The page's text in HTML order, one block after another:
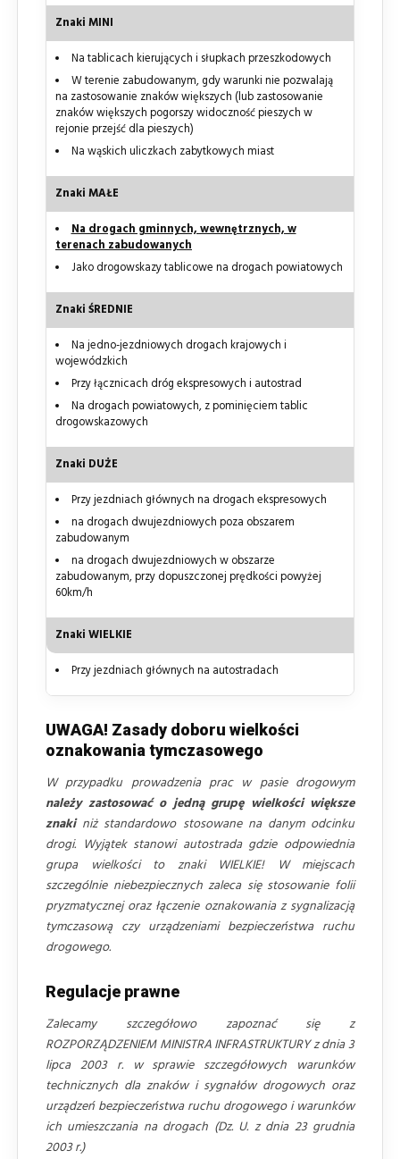
Znaki MINI
Na tablicach kierujących i słupkach przeszkodowych
W terenie zabudowanym, gdy warunki nie pozwalają
na zastosowanie znaków większych (lub zastosowanie
znaków większych pogorszy widoczność pieszych w
rejonie przejść dla pieszych)
Na wąskich uliczkach zabytkowych miast
Znaki MAŁE
Na drogach gminnych, wewnętrznych, w
terenach zabudowanych
Jako drogowskazy tablicowe na drogach powiatowych
Znaki ŚREDNIE
Na jedno-jezdniowych drogach krajowych i
wojewódzkich
Przy łącznicach dróg ekspresowych i autostrad
Na drogach powiatowych, z pominięciem tablic
drogowskazowych
Znaki DUŻE
Przy jezdniach głównych na drogach ekspresowych
na drogach dwujezdniowych poza obszarem
zabudowanym
na drogach dwujezdniowych w obszarze
zabudowanym, przy dopuszczonej prędkości powyżej
60km/h
Znaki WIELKIE
Przy jezdniach głównych na autostradach
UWAGA! Zasady doboru wielkości
oznakowania tymczasowego
W przypadku prowadzenia prac w pasie drogowym
należy zastosować o jedną grupę wielkości większe
znakiniż standardowo stosowane na danym odcinku
drogi. Wyjątek stanowi autostrada gdzie odpowiednia
grupa wielkości to znaki WIELKIE! W miejscach
szczególnie niebezpiecznych zaleca się stosowanie folii
pryzmatycznej oraz łączenie oznakowania z sygnalizacją
tymczasową czy urządzeniami bezpieczeństwa ruchu
drogowego.
Regulacje prawne
Zalecamy szczegółowo zapoznać się z
ROZPORZĄDZENIEM MINISTRA INFRASTRUKTURY z dnia 3
lipca 2003 r. w sprawie szczegółowych warunków
technicznych dla znaków i sygnałów drogowych oraz
urządzeń bezpieczeństwa ruchu drogowego i warunków
ich umieszczania na drogach (Dz. U. z dnia 23 grudnia
2003 r.)